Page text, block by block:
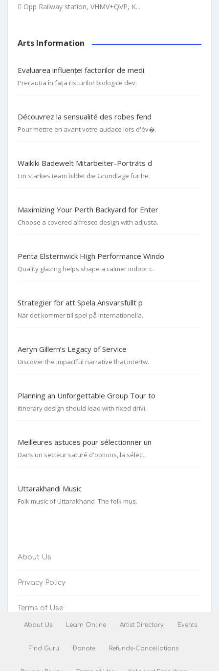
Opp Railway station, VHMV+QVP, K...
Arts Information
Evaluarea influenței factorilor de medi
Precauția în fața riscurilor biologice dev.
Découvrez la sensualité des robes fend
Pour mettre en avant votre audace lors d'év�.
Waikiki Badewelt Mitarbeiter-Porträts d
Ein starkes team bildet die Grundlage für he.
Maximizing Your Perth Backyard for Enter
Choose a covered alfresco design with adjusta.
Penta Elsternwick High Performance Windo
Quality glazing helps shape a calmer indoor c.
Strategier för att Spela Ansvarsfullt p
När det kommer till spel på internationella.
Aeryn Gillern’s Legacy of Service
Discover the impactful narrative that intertw.
Planning an Unforgettable Group Tour to
itinerary design should lead with fixed drivi.
Meilleures astuces pour sélectionner un
Dans un secteur saturé d'options, la sélect.
Uttarakhandi Music
Folk music of Uttarakhand The folk mus.
About Us
Privacy Policy
Terms of Use
About Us Learn Online Artist Directory Events
Find Guru Donate Refunds-Cancellations